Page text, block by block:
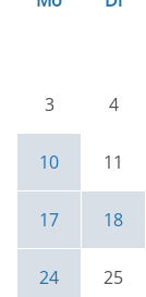
3 4
10 11
17 18
24 25